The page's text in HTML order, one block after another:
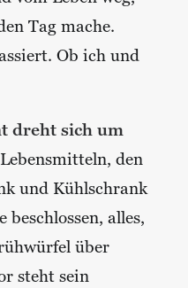
Tag mache.
Ob ich und
dreht sich um
den
und Kühlschrank
alles,
über
steht sein